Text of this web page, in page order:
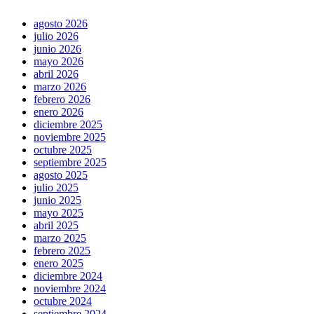
agosto 2026
julio 2026
junio 2026
mayo 2026
abril 2026
marzo 2026
febrero 2026
enero 2026
diciembre 2025
noviembre 2025
octubre 2025
septiembre 2025
agosto 2025
julio 2025
junio 2025
mayo 2025
abril 2025
marzo 2025
febrero 2025
enero 2025
diciembre 2024
noviembre 2024
octubre 2024